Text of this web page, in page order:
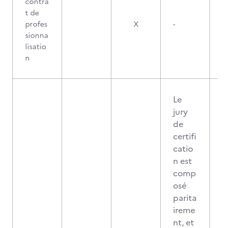
t de
profes
sionna
lisatio
n
X -
Le
jury
de
certifi
catio
n est
comp
osé
parita
ireme
nt, et